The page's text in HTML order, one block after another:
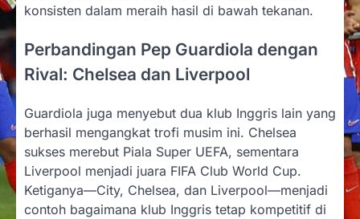
konsisten dalam meraih hasil di bawah tekanan.
Perbandingan Pep Guardiola dengan
Rival: Chelsea dan Liverpool
Guardiola juga menyebut dua klub Inggris lain yang
berhasil mengangkat trofi musim ini. Chelsea
sukses merebut Piala Super UEFA, sementara
Liverpool menjadi juara FIFA Club World Cup.
Ketiganya—City, Chelsea, dan Liverpool—menjadi
contoh bagaimana klub Inggris tetap kompetitif di